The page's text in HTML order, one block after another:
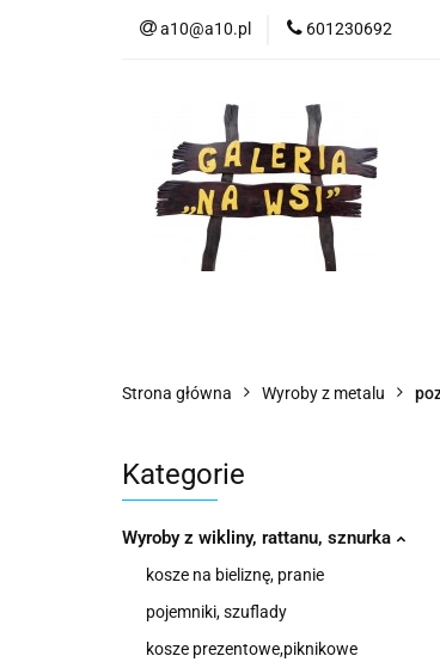
a10@a10.pl 601230692
Strona główna Wyroby z metalu
Kategorie
Wyroby z wikliny, rattanu, sznurka
kosze na bieliznę, pranie
pojemniki, szuflady
kosze prezentowe,piknikowe